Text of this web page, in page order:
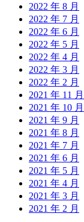
2022 年 8 月
2022 年 7 月
2022 年 6 月
2022 年 5 月
2022 年 4 月
2022 年 3 月
2022 年 2 月
2021 年 11 月
2021 年 10 月
2021 年 9 月
2021 年 8 月
2021 年 7 月
2021 年 6 月
2021 年 5 月
2021 年 4 月
2021 年 3 月
2021 年 2 月